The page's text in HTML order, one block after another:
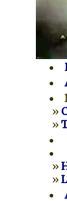
»
»
»
»